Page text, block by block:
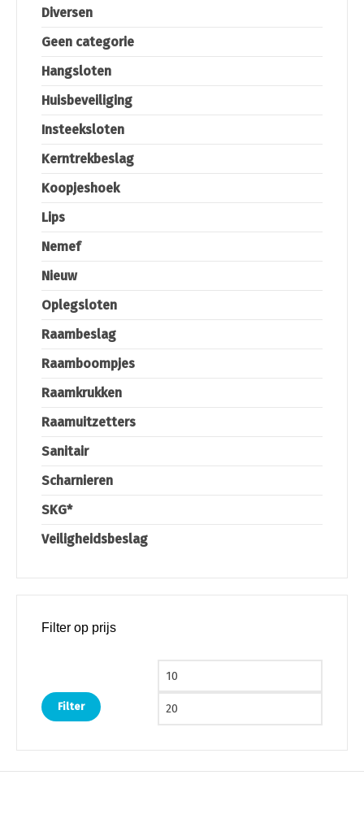
Diversen
Geen categorie
Hangsloten
Huisbeveiliging
Insteeksloten
Kerntrekbeslag
Koopjeshoek
Lips
Nemef
Nieuw
Oplegsloten
Raambeslag
Raamboompjes
Raamkrukken
Raamuitzetters
Sanitair
Scharnieren
SKG*
Veiligheidsbeslag
Filter op prijs
Min. prijs
Filter